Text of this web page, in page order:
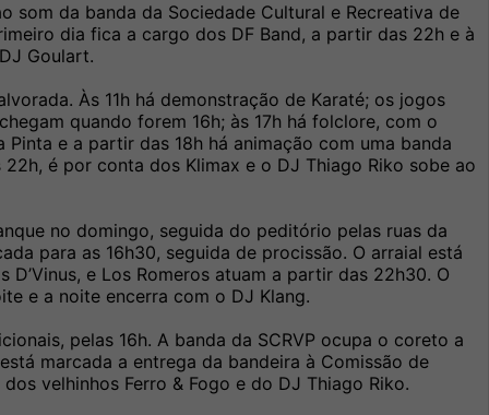
som da banda da Sociedade Cultural e Recreativa de
dia fica a cargo dos DF Band, a partir das 22h e à
Goulart.
Às 11h há demonstração de Karaté; os jogos
quando forem 16h; às 17h há folclore, com o
Pinta e a partir das 18h há animação com uma banda
é por conta dos Klimax e o DJ Thiago Riko sobe ao
no domingo, seguida do peditório pelas ruas da
para as 16h30, seguida de procissão. O arraial está
D’Vinus, e Los Romeros atuam a partir das 22h30. O
e a noite encerra com o DJ Klang.
pelas 16h. A banda da SCRVP ocupa o coreto a
marcada a entrega da bandeira à Comissão de
velhinhos Ferro & Fogo e do DJ Thiago Riko.